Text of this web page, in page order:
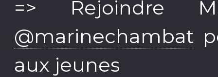
=> Rejoindre
@marinechambat
aux jeunes